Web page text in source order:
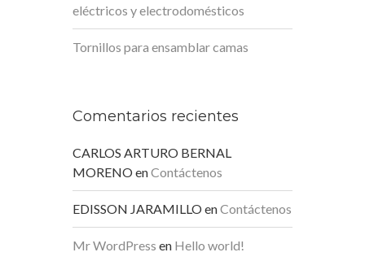
eléctricos y electrodomésticos
Tornillos para ensamblar camas
Comentarios recientes
CARLOS ARTURO BERNAL
MORENOenContáctenos
EDISSON JARAMILLOenContáctenos
Mr WordPress en Hello world!